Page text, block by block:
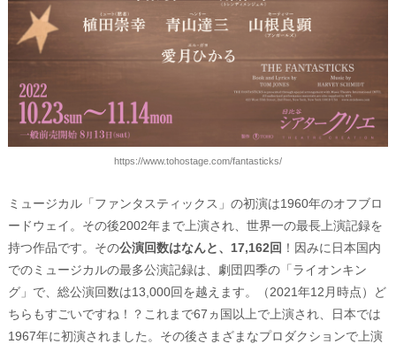
https://www.tohostage.com/fantasticks/
ミュージカル「ファンタスティックス」の初演は1960年のオフブロ
ードウェイ。その後2002年まで上演され、世界一の最長上演記録を
持つ作品です。その公演回数はなんと、17,162回 ！因みに日本国内
でのミュージカルの最多公演記録は、劇団四季の「ライオンキン
グ」で、総公演回数は13,000回を越えます。（2021年12月時点）ど
ちらもすごいですね！？これまで67ヵ国以上で上演され、日本では
1967年に初演されました。その後さまざまなプロダクションで上演